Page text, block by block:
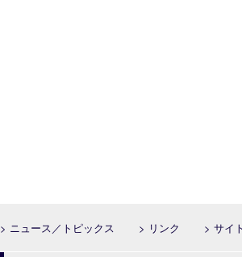
> ニュース／トピックス > リンク > サイ